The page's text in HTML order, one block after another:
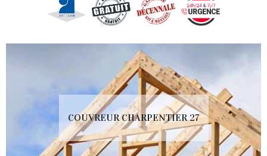
COUVREUR CHARPENTIER 27